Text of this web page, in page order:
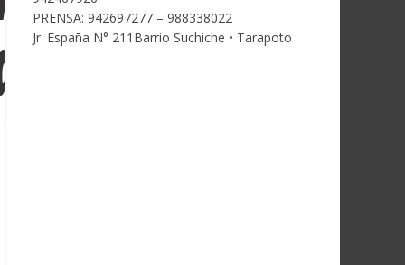
PRENSA: 942697277 – 988338022
Jr. España N° 211Barrio Suchiche • Tarapoto